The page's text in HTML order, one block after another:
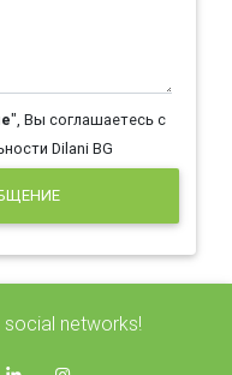
", Вы соглашаетесь с
Dilani BG
networks!